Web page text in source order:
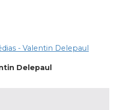
- Valentin Delepaul
Delepaul